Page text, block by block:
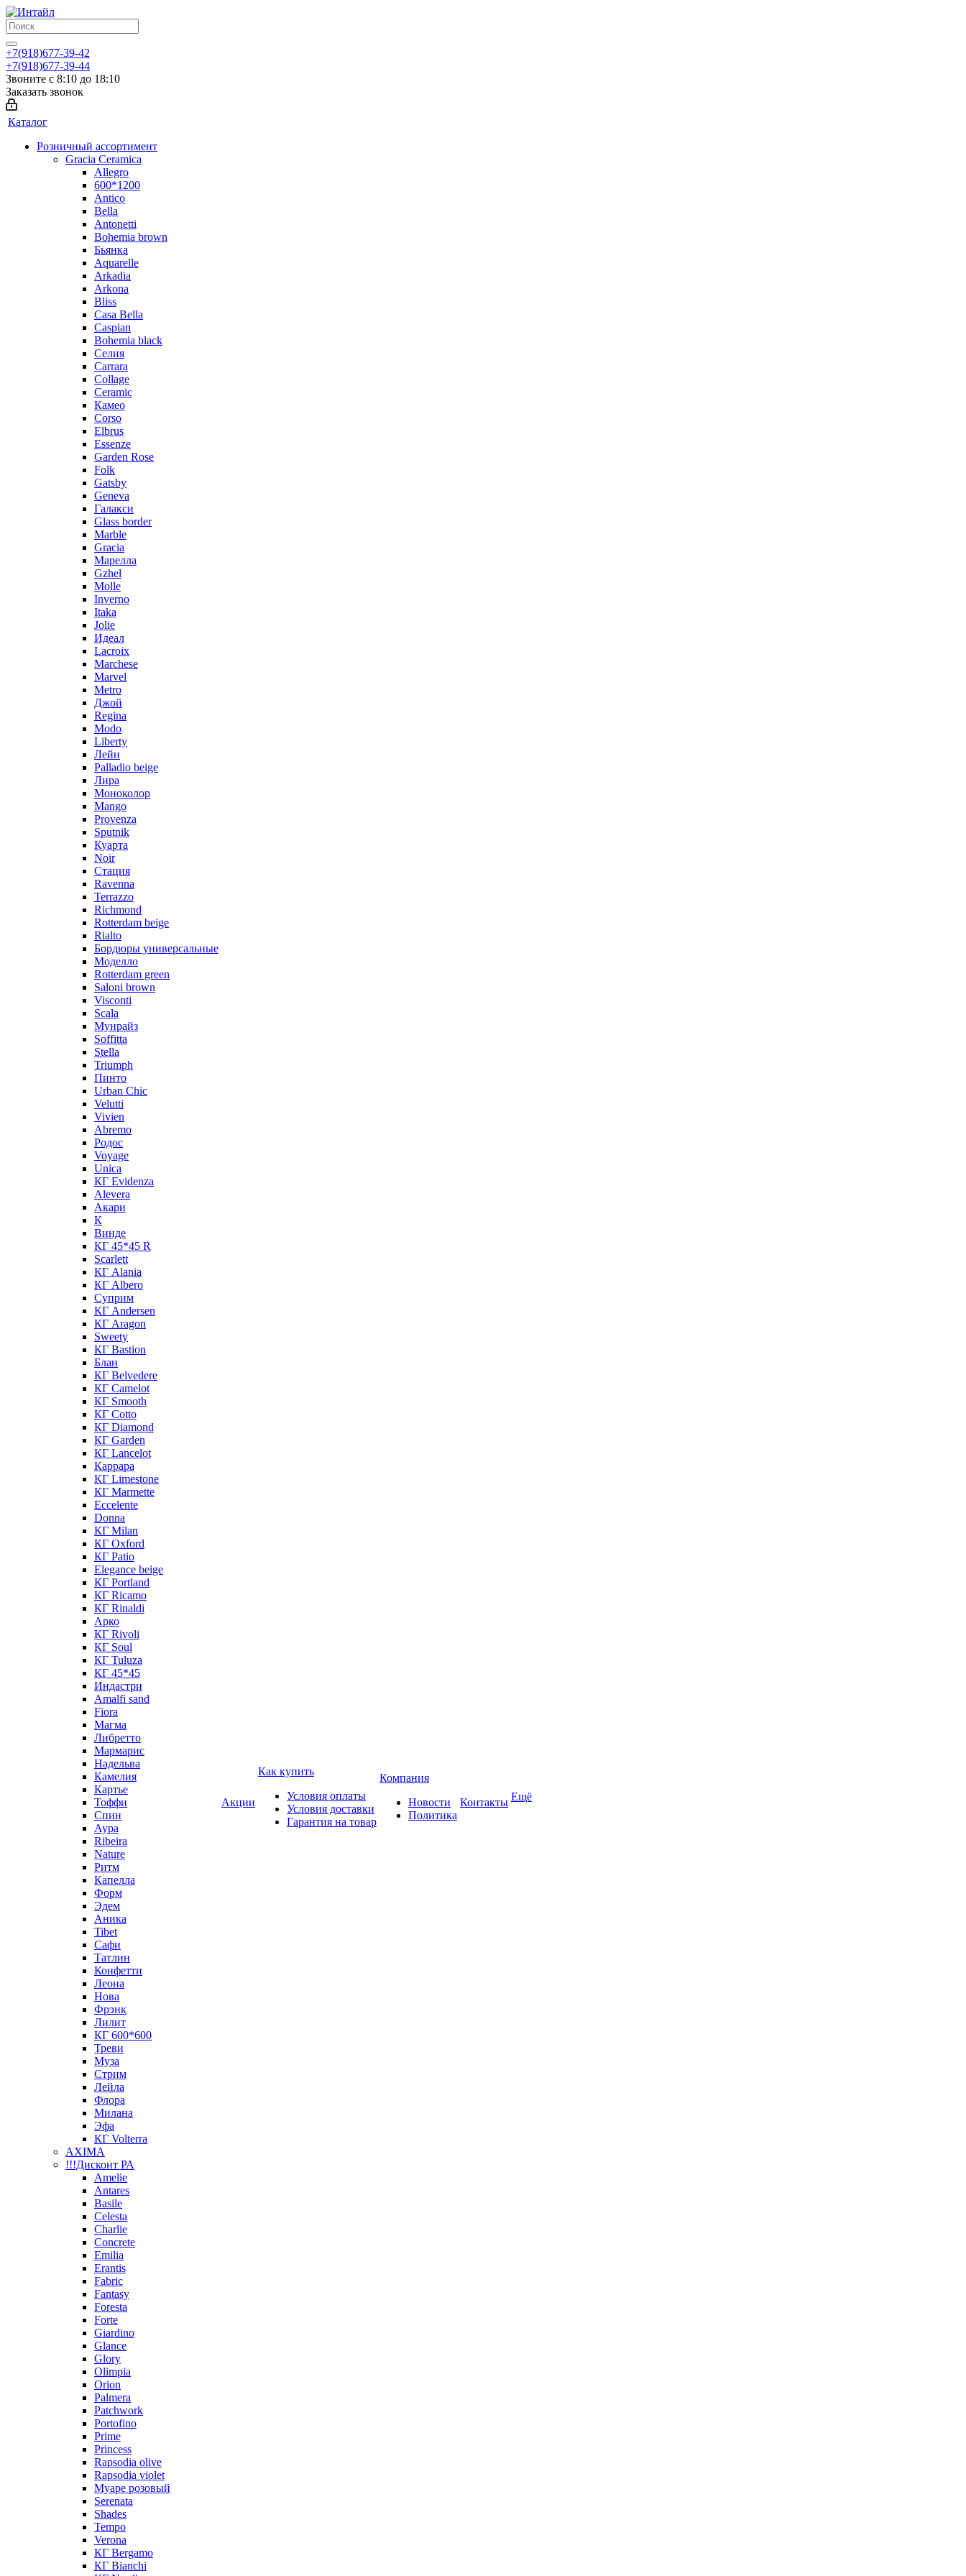
+7(918)677-39-42
+7(918)677-39-44
Звоните с 8:10 до 18:10
Заказать звонок
Каталог
Розничный ассортимент
Gracia Ceramica
Allegro
600*1200
Antico
Bella
Antonetti
Bohemia brown
Бьянка
Aquarelle
Arkadia
Arkona
Bliss
Casa Bella
Caspian
Bohemia black
Селия
Carrara
Collage
Ceramic
Камео
Corso
Elbrus
Essenze
Garden Rose
Folk
Gatsby
Geneva
Галакси
Glass border
Marble
Gracia
Марелла
Gzhel
Molle
Inverno
Itaka
Jolie
Идеал
Lacroix
Marchese
Marvel
Metro
Джой
Regina
Modo
Liberty
Лейн
Palladio beige
Лира
Моноколор
Mango
Provenza
Sputnik
Куарта
Noir
Стация
Ravenna
Terrazzo
Richmond
Rotterdam beige
Rialto
Бордюры универсальные
Моделло
Rotterdam green
Saloni brown
Visconti
Scala
Мунрайз
Soffitta
Stella
Triumph
Пинто
Urban Chic
Velutti
Vivien
Abremo
Родос
Voyage
Unica
КГ Evidenza
Alevera
Акари
К
Винде
КГ 45*45 R
Scarlett
КГ Alania
КГ Albero
Суприм
КГ Andersen
КГ Aragon
Sweety
КГ Bastion
Блан
КГ Belvedere
КГ Camelot
КГ Smooth
КГ Cotto
КГ Diamond
КГ Garden
КГ Lancelot
Каррара
КГ Limestone
КГ Marmette
Eccelente
Donna
КГ Milan
КГ Oxford
КГ Patio
Elegance beige
КГ Portland
КГ Ricamo
КГ Rinaldi
Арко
КГ Rivoli
КГ Soul
КГ Tuluza
КГ 45*45
Индастри
Amalfi sand
Fiora
Магма
Либретто
Мармарис
Надельва
Камелия
Картье
Тоффи
Спин
Аура
Ribeira
Nature
Ритм
Капелла
Форм
Эдем
Аника
Tibet
Сафи
Татлин
Конфетти
Леона
Нова
Фрэнк
Лилит
КГ 600*600
Треви
Муза
Стрим
Лейла
Флора
Милана
Эфа
КГ Volterra
AXIMA
!!!Дисконт РА
Amelie
Antares
Basile
Celesta
Charlie
Concrete
Emilia
Erantis
Fabric
Fantasy
Foresta
Forte
Giardino
Glance
Glory
Olimpia
Orion
Palmera
Patchwork
Portofino
Prime
Princess
Rapsodia olive
Rapsodia violet
Муаре розовый
Serenata
Shades
Tempo
Verona
КГ Bergamo
КГ Bianchi
Акции
Как купить
Условия оплаты
Условия доставки
Гарантия на товар
Компания
Новости
Политика
Контакты Ещё